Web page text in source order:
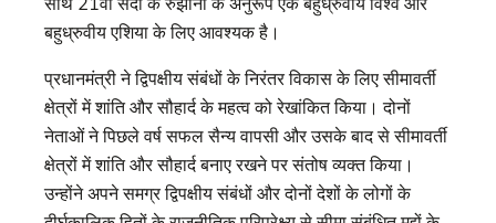
बहुध्रुवीय एशिया के लिए आवश्यक है।
प्रधानमंत्री ने द्विपक्षीय संबंधों के निरंतर विकास के लिए सीमावर्ती
क्षेत्रों में शांति और सौहार्द के महत्व को रेखांकित किया। दोनों
नेताओं ने पिछले वर्ष सफल सैन्य वापसी और उसके बाद से सीमावर्ती
क्षेत्रों में शांति और सौहार्द बनाए रखने पर संतोष व्यक्त किया।
उन्होंने अपने समग्र द्विपक्षीय संबंधों और दोनों देशों के लोगों के